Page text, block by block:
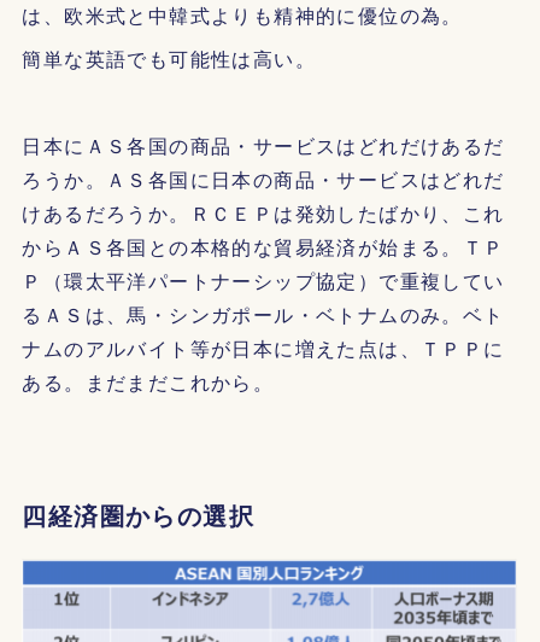
は、欧米式と中韓式よりも精神的に優位の為。
簡単な英語でも可能性は高い。
日本にＡＳ各国の商品・サービスはどれだけあるだ
ろうか。ＡＳ各国に日本の商品・サービスはどれだ
けあるだろうか。ＲＣＥＰは発効したばかり、これ
からＡＳ各国との本格的な貿易経済が始まる。ＴＰ
Ｐ（環太平洋パートナーシップ協定）で重複してい
るＡＳは、馬・シンガポール・ベトナムのみ。ベト
ナムのアルバイト等が日本に増えた点は、ＴＰＰに
ある。まだまだこれから。
四経済圏からの選択